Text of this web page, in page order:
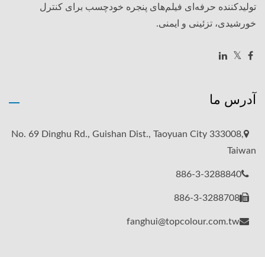
تولیدکننده حرفه‌ای فیلم‌های پنجره خودچسب برای کنترل
خورشیدی، تزئینی و ایمنی.
آدرس ما
No. 69 Dinghu Rd., Guishan Dist., Taoyuan City 333008,
Taiwan
886-3-3288840
886-3-3288708
fanghui@topcolour.com.tw